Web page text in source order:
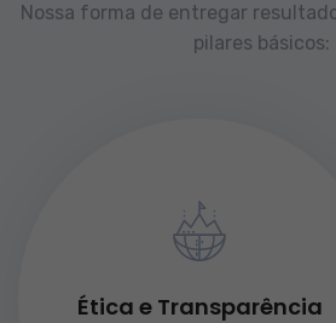
Nossa forma de entregar
pilares básicos:
Ética e Transparência